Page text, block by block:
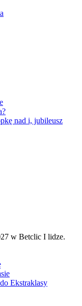
nad i, jubileusz
w Betclic I lidze.
Ekstraklasy